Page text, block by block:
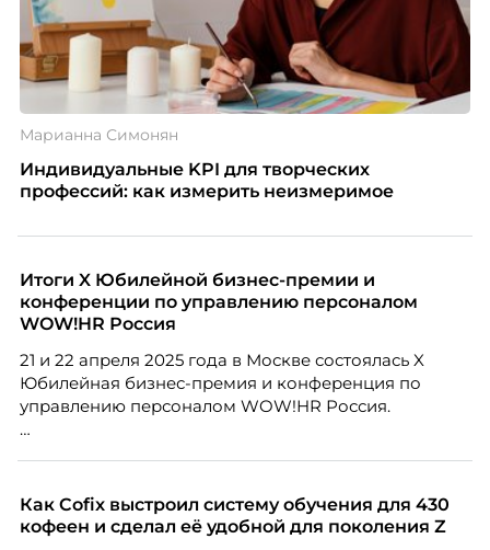
Марианна Симонян
Индивидуальные KPI для творческих
профессий: как измерить неизмеримое
Итоги X Юбилейной бизнес-премии и
конференции по управлению персоналом
WOW!HR Россия
21 и 22 апреля 2025 года в Москве состоялась X
Юбилейная бизнес-премия и конференция по
управлению персоналом WOW!HR Россия.
номинантов и гостей мероприятия.
Как Cofix выстроил систему обучения для 430
кофеен и сделал её удобной для поколения Z